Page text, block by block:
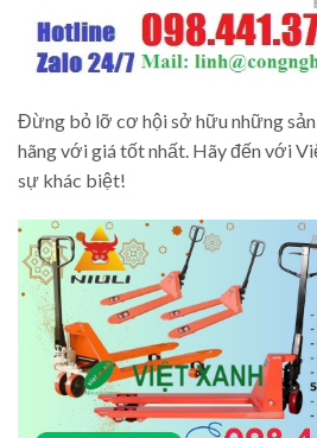
Đừng bỏ lỡ cơ hội sở hữu những sản
hãng với giá tốt nhất. Hãy đến với
sự khác biệt!